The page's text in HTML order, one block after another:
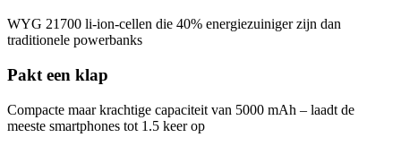
WYG 21700 li-ion-cellen die 40% energiezuiniger zijn dan
traditionele powerbanks
Pakt een klap
Compacte maar krachtige capaciteit van 5000 mAh – laadt de
meeste smartphones tot 1.5 keer op